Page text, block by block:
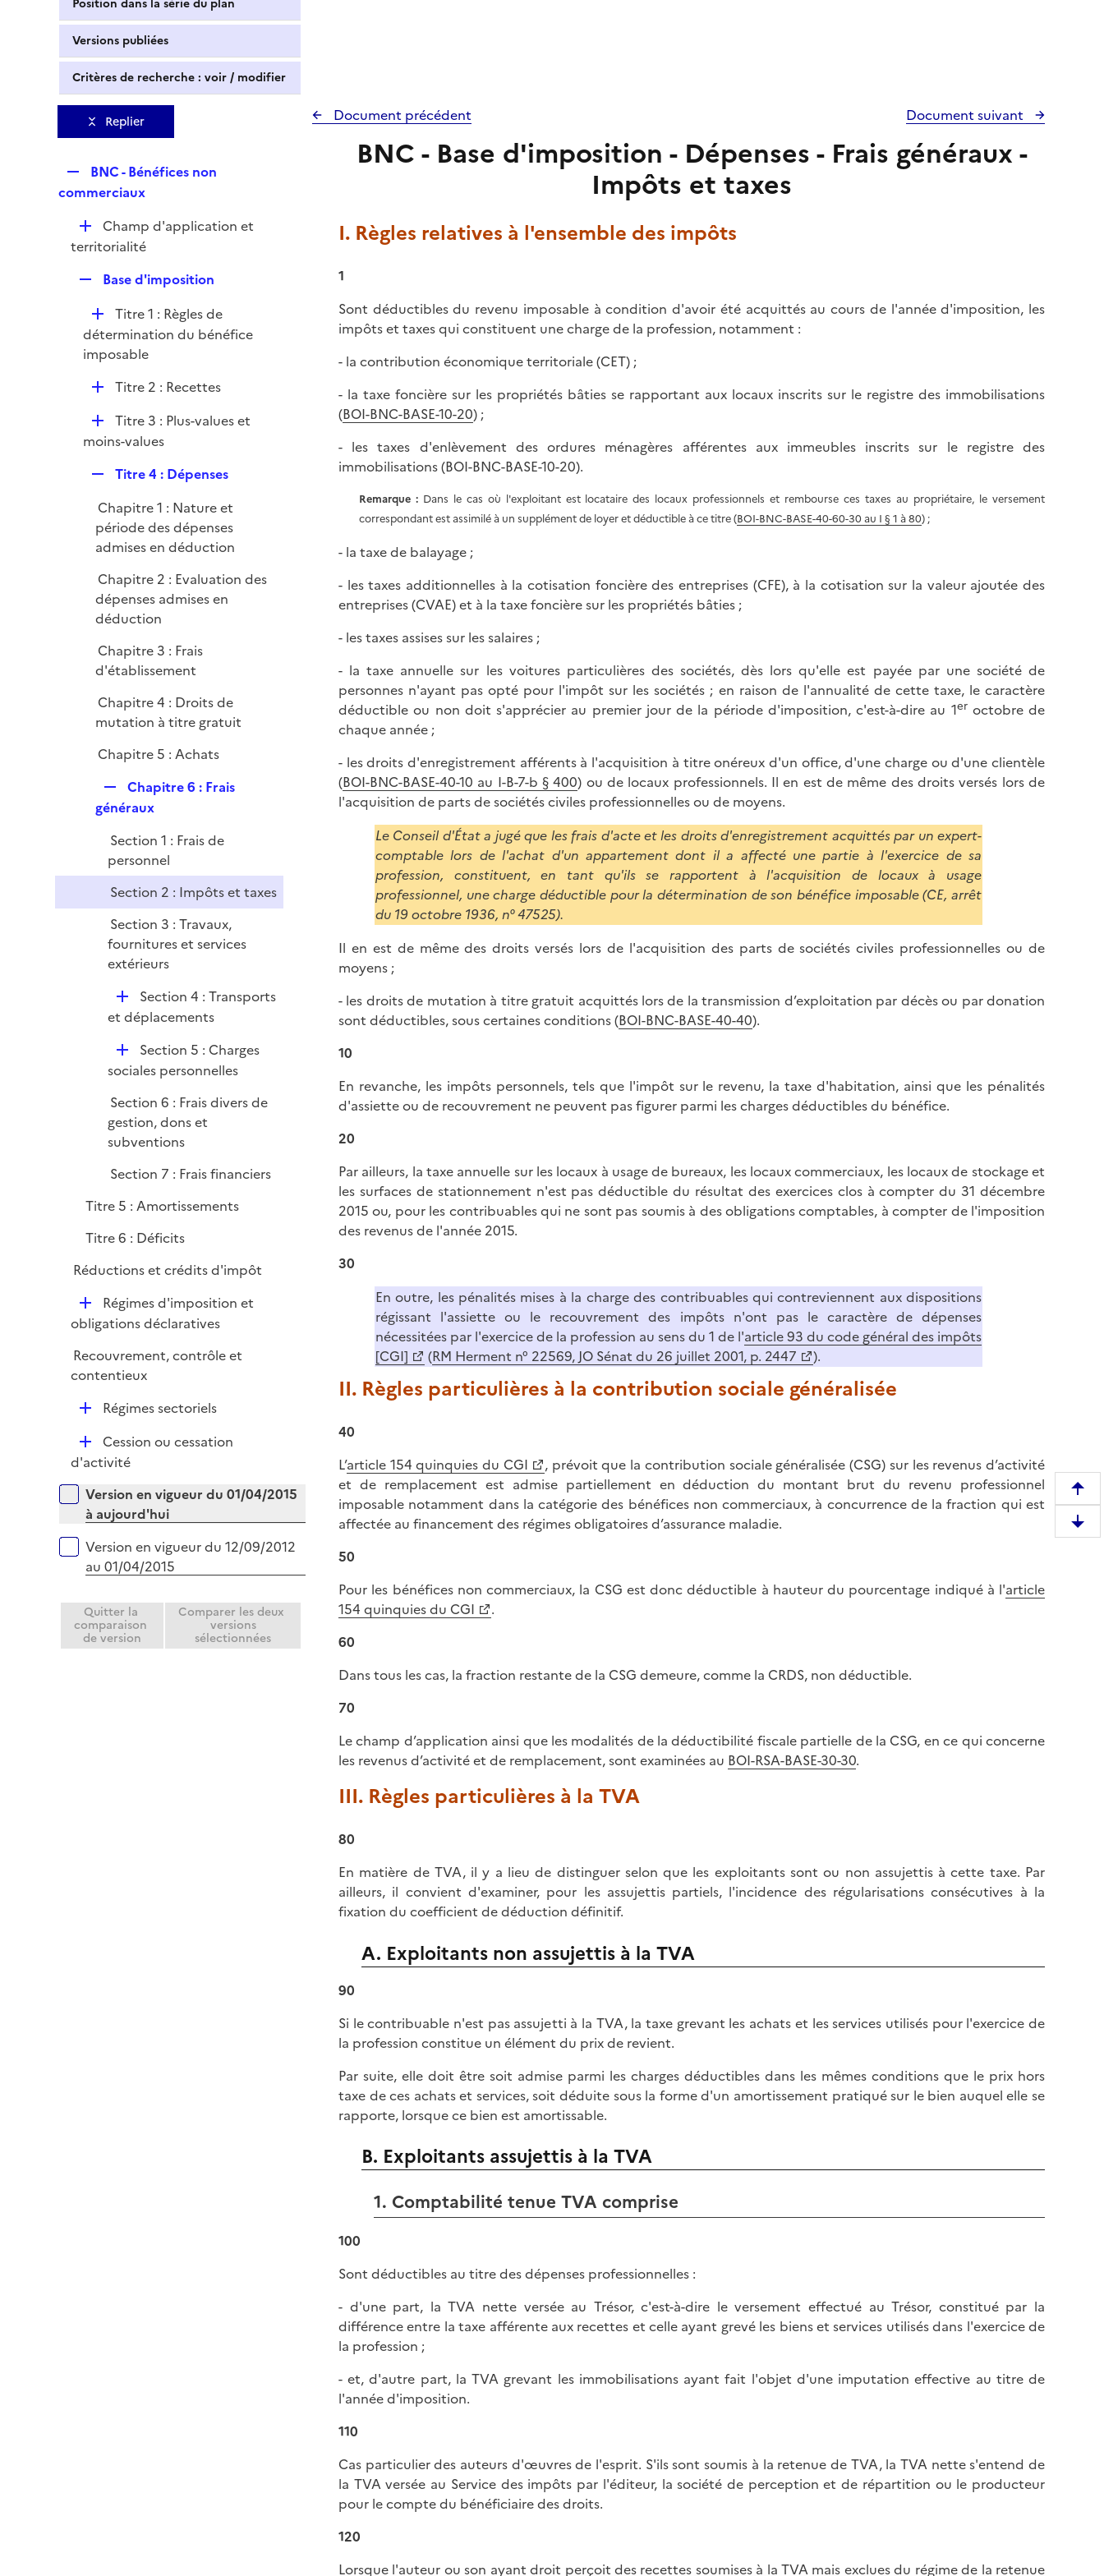
Position dans la série du plan
Versions publiées
Critères de recherche : voir / modifier
Replier
e
l
i
BNC - Bénéfices non
commerciaux
D
é
i
e
r
Champ d'application et
territorialité
p
l
i
e
r
Base d'imposition
D
é
p
Titre 1 : Règles de
détermination du bénéfice
imposable
D
l
r
Titre 2 : Recettes
D
é
i
e
r
Titre 3 : Plus-values et
moins-values
p
l
i
e
r
Titre 4 : Dépenses
Chapitre 1 : Nature et
période des dépenses
admises en déduction
Chapitre 2 : Evaluation des
dépenses admises en
déduction
Chapitre 3 : Frais
d'établissement
Chapitre 4 : Droits de
mutation à titre gratuit
Chapitre 5 : Achats
e
l
i
r
Chapitre 6 : Frais
généraux
Section 1 : Frais de
personnel
Section 2 : Impôts et taxes
Section 3 : Travaux,
fournitures et services
extérieurs
D
é
i
e
r
Section 4 : Transports
et déplacements
D
é
l
i
e
r
Section 5 : Charges
sociales personnelles
Section 6 : Frais divers de
gestion, dons et
subventions
Section 7 : Frais financiers
Titre 5 : Amortissements
Titre 6 : Déficits
Réductions et crédits d'impôt
D
é
l
i
Régimes d'imposition et
obligations déclaratives
Recouvrement, contrôle et
contentieux
D
l
i
e
r
Régimes sectoriels
D
é
l
i
e
Cession ou cessation
d'activité
Versions sur la période
Version en vigueur du 01/04/2015
à aujourd'hui
Version en vigueur du 12/09/2012
au 01/04/2015
Quitter la
comparaison
de version
Comparer les deux
versions
sélectionnées
Document précédent Document suivant
BNC - Base d'imposition - Dépenses - Frais généraux -
Impôts et taxes
I. Règles relatives à l'ensemble des impôts
1
Sont déductibles du revenu imposable à condition d'avoir été acquittés au cours de l'année d'imposition, les
impôts et taxes qui constituent une charge de la profession, notamment :
- la contribution économique territoriale (CET) ;
- la taxe foncière sur les propriétés bâties se rapportant aux locaux inscrits sur le registre des immobilisations
(BOI-BNC-BASE-10-20) ;
- les taxes d'enlèvement des ordures ménagères afférentes aux immeubles inscrits sur le registre des
immobilisations (BOI-BNC-BASE-10-20).
Remarque :Dans le cas où l'exploitant est locataire des locaux professionnels et rembourse ces taxes au propriétaire, le versement
correspondant est assimilé à un supplément de loyer et déductible à ce titre (BOI-BNC-BASE-40-60-30 au I § 1 à 80) ;
- la taxe de balayage ;
- les taxes additionnelles à la cotisation foncière des entreprises (CFE), à la cotisation sur la valeur ajoutée des
entreprises (CVAE) et à la taxe foncière sur les propriétés bâties ;
- les taxes assises sur les salaires ;
- la taxe annuelle sur les voitures particulières des sociétés, dès lors qu'elle est payée par une société de
personnes n'ayant pas opté pour l'impôt sur les sociétés ; en raison de l'annualité de cette taxe, le caractère
déductible ou non doit s'apprécier au premier jour de la période d'imposition, c'est-à-dire au 1er octobre de
chaque année ;
- les droits d'enregistrement afférents à l'acquisition à titre onéreux d'un office, d'une charge ou d'une clientèle
(BOI-BNC-BASE-40-10 au I-B-7-b § 400) ou de locaux professionnels. Il en est de même des droits versés lors de
l'acquisition de parts de sociétés civiles professionnelles ou de moyens.
Le Conseil d'État a jugé que les frais d'acte et les droits d'enregistrement acquittés par un expert-
comptable lors de l'achat d'un appartement dont il a affecté une partie à l'exercice de sa
profession, constituent, en tant qu'ils se rapportent à l'acquisition de locaux à usage
professionnel, une charge déductible pour la détermination de son bénéfice imposable (CE, arrêt
du 19 octobre 1936, n° 47525).
Il en est de même des droits versés lors de l'acquisition des parts de sociétés civiles professionnelles ou de
moyens ;
- les droits de mutation à titre gratuit acquittés lors de la transmission d’exploitation par décès ou par donation
sont déductibles, sous certaines conditions (BOI-BNC-BASE-40-40).
10
En revanche, les impôts personnels, tels que l'impôt sur le revenu, la taxe d'habitation, ainsi que les pénalités
d'assiette ou de recouvrement ne peuvent pas figurer parmi les charges déductibles du bénéfice.
20
Par ailleurs, la taxe annuelle sur les locaux à usage de bureaux, les locaux commerciaux, les locaux de stockage et
les surfaces de stationnement n'est pas déductible du résultat des exercices clos à compter du 31 décembre
2015 ou, pour les contribuables qui ne sont pas soumis à des obligations comptables, à compter de l'imposition
des revenus de l'année 2015.
30
En outre, les pénalités mises à la charge des contribuables qui contreviennent aux dispositions
régissant l'assiette ou le recouvrement des impôts n'ont pas le caractère de dépenses
nécessitées par l'exercice de la profession au sens du 1 de l'article 93 du code général des impôts
[CGI]
(RM Herment n° 22569, JO Sénat du 26 juillet 2001, p. 2447 ).
II. Règles particulières à la contribution sociale généralisée
40
L’article 154 quinquies du CGI
, prévoit que la contribution sociale généralisée (CSG) sur les revenus d’activité
et de remplacement est admise partiellement en déduction du montant brut du revenu professionnel
imposable notamment dans la catégorie des bénéfices non commerciaux, à concurrence de la fraction qui est
affectée au financement des régimes obligatoires d’assurance maladie.
50
Pour les bénéfices non commerciaux, la CSG est donc déductible à hauteur du pourcentage indiqué à l'article
154 quinquies du CGI
.
60
Dans tous les cas, la fraction restante de la CSG demeure, comme la CRDS, non déductible.
70
Le champ d’application ainsi que les modalités de la déductibilité fiscale partielle de la CSG, en ce qui concerne
les revenus d’activité et de remplacement, sont examinées au BOI-RSA-BASE-30-30.
III. Règles particulières à la TVA
80
En matière de TVA, il y a lieu de distinguer selon que les exploitants sont ou non assujettis à cette taxe. Par
ailleurs, il convient d'examiner, pour les assujettis partiels, l'incidence des régularisations consécutives à la
fixation du coefficient de déduction définitif.
A. Exploitants non assujettis à la TVA
90
Si le contribuable n'est pas assujetti à la TVA, la taxe grevant les achats et les services utilisés pour l'exercice de
la profession constitue un élément du prix de revient.
Par suite, elle doit être soit admise parmi les charges déductibles dans les mêmes conditions que le prix hors
taxe de ces achats et services, soit déduite sous la forme d'un amortissement pratiqué sur le bien auquel elle se
rapporte, lorsque ce bien est amortissable.
B. Exploitants assujettis à la TVA
1. Comptabilité tenue TVA comprise
100
Sont déductibles au titre des dépenses professionnelles :
- d'une part, la TVA nette versée au Trésor, c'est-à-dire le versement effectué au Trésor, constitué par la
différence entre la taxe afférente aux recettes et celle ayant grevé les biens et services utilisés dans l'exercice de
la profession ;
- et, d'autre part, la TVA grevant les immobilisations ayant fait l'objet d'une imputation effective au titre de
l'année d'imposition.
110
Cas particulier des auteurs d'œuvres de l'esprit. S'ils sont soumis à la retenue de TVA, la TVA nette s'entend de
la TVA versée au Service des impôts par l'éditeur, la société de perception et de répartition ou le producteur
pour le compte du bénéficiaire des droits.
120
Lorsque l'auteur ou son ayant droit perçoit des recettes soumises à la TVA mais exclues du régime de la retenue
e
m
D